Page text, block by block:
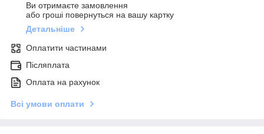
Ви отримаєте замовлення
або гроші повернуться на вашу картку
Детальніше
Оплатити частинами
Післяплата
Оплата на рахунок
Всі умови оплати